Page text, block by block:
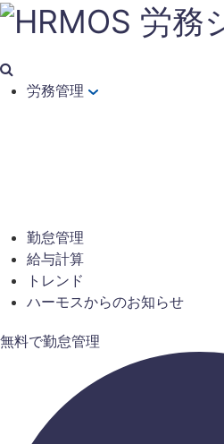
労務管理
勤怠管理
給与計算
トレンド
ハーモスからのお知らせ
無料で勤怠管理